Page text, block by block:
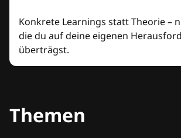
Konkrete Learnings statt Theorie –
die du auf deine eigenen
überträgst.
Themen